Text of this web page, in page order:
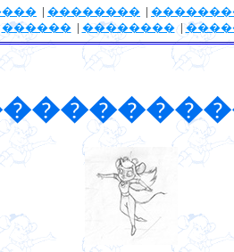
| �������� |
������| ��������|